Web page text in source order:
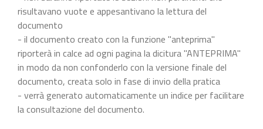
risultavano vuote e appesantivano la lettura del
documento
- il documento creato con la funzione "anteprima"
riporterà in calce ad ogni pagina la dicitura "ANTEPRIMA"
in modo da non confonderlo con la versione finale del
documento, creata solo in fase di invio della pratica
- verrà generato automaticamente un indice per facilitare
la consultazione del documento.